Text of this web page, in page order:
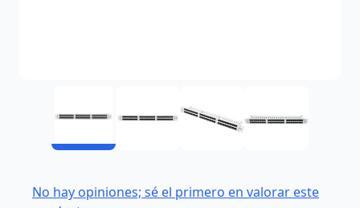
No hay opiniones; sé el primero en valorar este